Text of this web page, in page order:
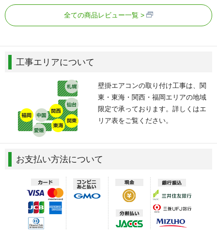
全ての商品レビュー一覧
工事エリアについて
壁掛エアコンの取り付け工事は、関
東・東海・関西・福岡エリアの地域
限定で承っております。詳しくはエ
リア表をご覧ください。
お支払い方法について